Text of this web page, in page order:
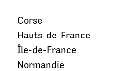
Corse
Hauts-de-France
Île-de-France
Normandie